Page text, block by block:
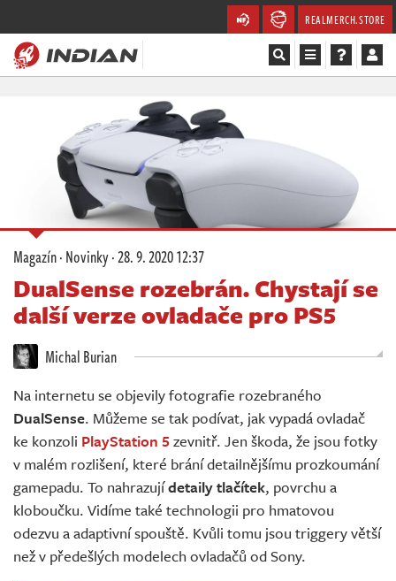
REALMERCH.STORE
Soutěže
Databáze
Komunita
Redakce
Živě
Magazín·Novinky·28. 9. 2020 12:37
DualSense rozebrán. Chystají se
další verze ovladače pro PS5
Michal Burian
Na internetu se objevily fotografie rozebraného
DualSense. Můžeme se tak podívat, jak vypadá ovladač
ke konzoli PlayStation 5 zevnitř. Jen škoda, že jsou fotky
v malém rozlišení, které brání detailnějšímu prozkoumání
gamepadu. To nahrazujídetaily tlačítek, povrchu a
kloboučku. Vidíme také technologii pro hmatovou
odezvu a adaptivní spouště. Kvůli tomu jsou triggery větší
než v předešlých modelech ovladačů od Sony.